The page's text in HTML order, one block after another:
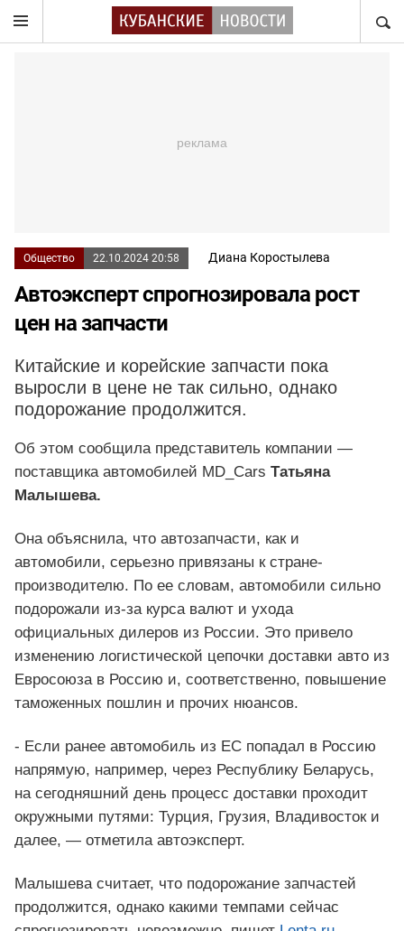
Общество 22.10.2024 20:58 Диана Коростылева
Автоэксперт спрогнозировала рост
цен на запчасти
Китайские и корейские запчасти пока
выросли в цене не так сильно, однако
подорожание продолжится.
Об этом сообщила представитель компании —
поставщика автомобилей MD_Cars Татьяна
Малышева.
Она объяснила, что автозапчасти, как и
автомобили, серьезно привязаны к стране-
производителю. По ее словам, автомобили сильно
подорожали из-за курса валют и ухода
официальных дилеров из России. Это привело
изменению логистической цепочки доставки авто из
Евросоюза в Россию и, соответственно, повышение
таможенных пошлин и прочих нюансов.
- Если ранее автомобиль из ЕС попадал в Россию
напрямую, например, через Республику Беларусь,
на сегодняшний день процесс доставки проходит
окружными путями: Турция, Грузия, Владивосток и
далее, — отметила автоэксперт.
Малышева считает, что подорожание запчастей
продолжится, однако какими темпами сейчас